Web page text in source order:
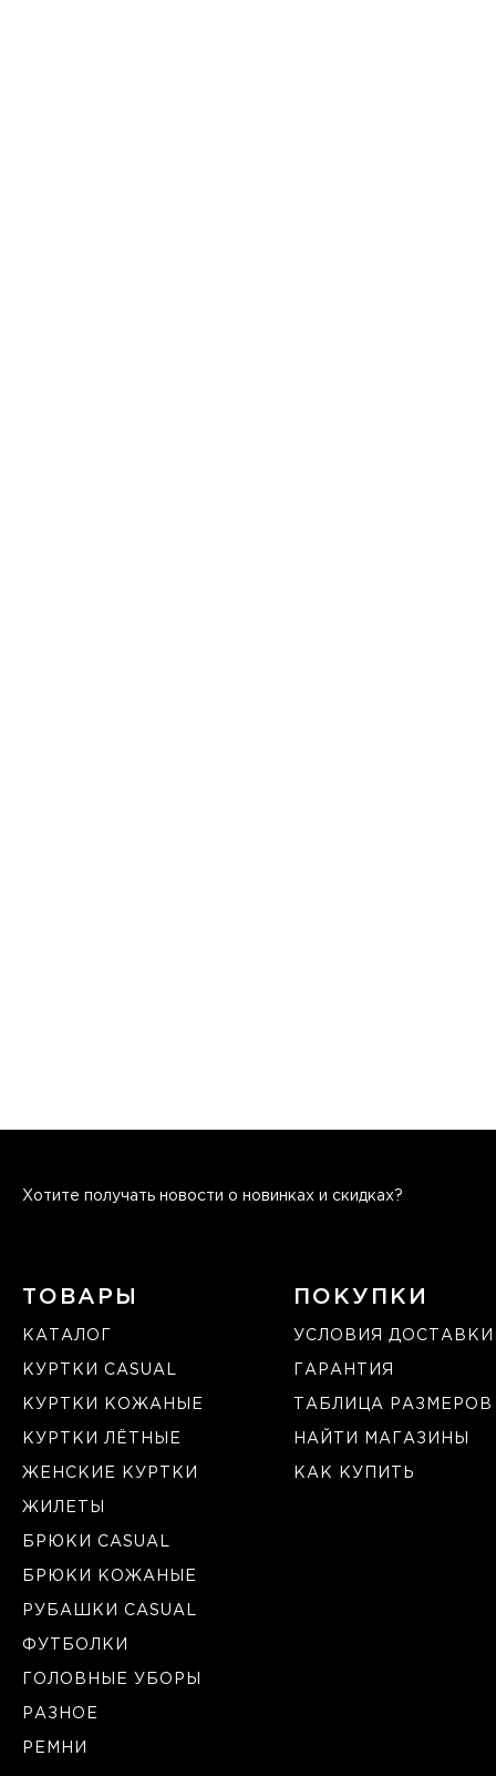
Хотите получать новости о новинках и скидках?
ТОВАРЫ
КАТАЛОГ
КУРТКИ CASUAL
КУРТКИ КОЖАНЫЕ
КУРТКИ ЛЁТНЫЕ
ЖЕНСКИЕ КУРТКИ
ЖИЛЕТЫ
БРЮКИ CASUAL
БРЮКИ КОЖАНЫЕ
РУБАШКИ CASUAL
ФУТБОЛКИ
ГОЛОВНЫЕ УБОРЫ
РАЗНОЕ
РЕМНИ
ПОКУПКИ
УСЛОВИЯ ДОСТАВКИ
ГАРАНТИЯ
ТАБЛИЦА РАЗМЕРОВ
НАЙТИ МАГАЗИНЫ
КАК КУПИТЬ